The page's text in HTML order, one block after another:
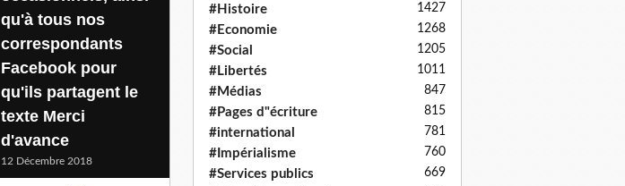
qu'à tous nos
correspondants
Facebook pour
qu'ils partagent le
texte Merci
d'avance
12 Décembre 2018
#Histoire 1427
#Economie 1268
#Social 1205
#Libertés 1011
#Médias 847
#Pages d"écriture 815
#international 781
#Impérialisme 760
#Services publics 669